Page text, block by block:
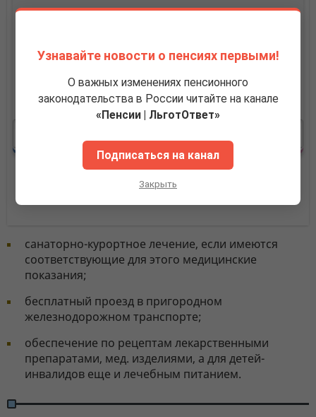
санаторно-курортное лечение, если имеются
соответствующие для этого медицинские
показания;
бесплатный проезд в пригородном
железнодорожном транспорте;
обеспечение по рецептам лекарственными
препаратами, мед. изделиями, а для детей-
инвалидов еще и лечебным питанием.
Узнавайте новости о пенсиях первыми!
О важных изменениях пенсионного
законодательства в России читайте на канале
«Пенсии | ЛьготОтвет»
Подписаться на канал
Закрыть